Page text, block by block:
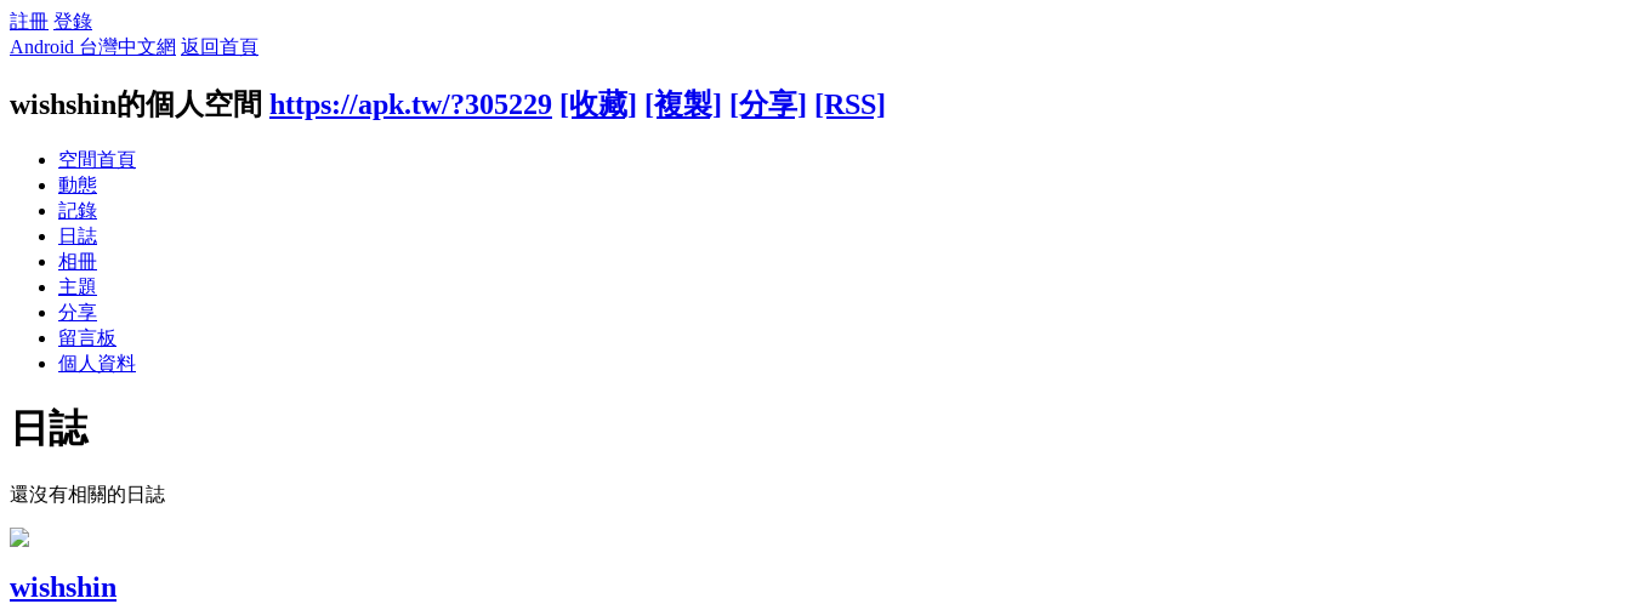
註冊 登錄
Android 台灣中文網 返回首頁
wishshin的個人空間 https://apk.tw/?305229 [收藏] [複製] [分享] [RSS]
空間首頁
動態
記錄
日誌
相冊
主題
分享
留言板
個人資料
日誌
還沒有相關的日誌
wishshin